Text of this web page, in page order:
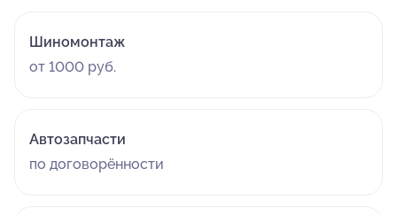
Шиномонтаж
от 1000 руб.
Автозапчасти
по договорённости